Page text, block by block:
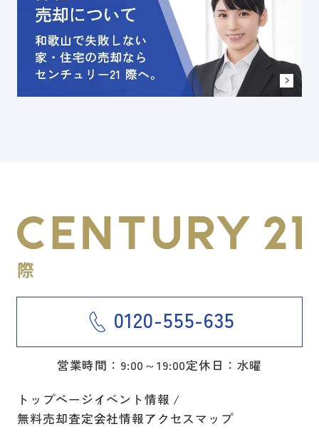
0120-555-635
営業時間：9:00～19:00定休日：水曜
トップページイベント情報
無料売却査定会社情報アクセスマップ